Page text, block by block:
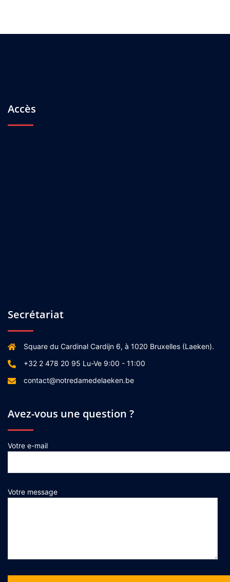
Accès
Secrétariat
Square du Cardinal Cardijn 6, à 1020 Bruxelles (Laeken).
+32 2 478 20 95 Lu-Ve 9:00 - 11:00
contact@notredamedelaeken.be
Avez-vous une question ?
Votre e-mail
Votre message